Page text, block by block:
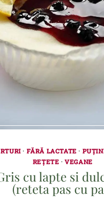
· FĂRĂ LACTATE ·
REȚETE ·VEGANE
cu lapte si
(reteta pas cu